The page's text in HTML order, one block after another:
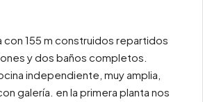
con 155 m construidos repartidos
y dos baños completos.
independiente, muy amplia,
galería. en la primera planta nos